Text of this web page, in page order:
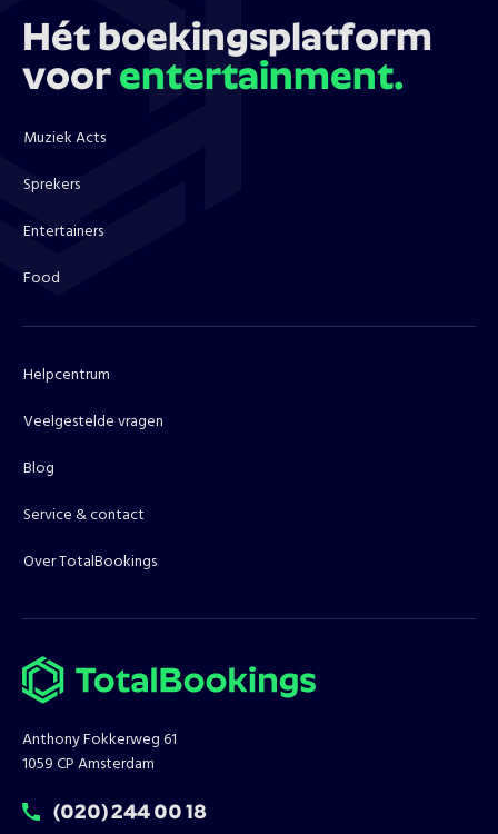
Hét boekingsplatform
voor entertainment.
Muziek Acts
Sprekers
Entertainers
Food
Helpcentrum
Veelgestelde vragen
Blog
Service & contact
Over TotalBookings
Anthony Fokkerweg 61
1059 CP Amsterdam
T:
(020) 244 00 18